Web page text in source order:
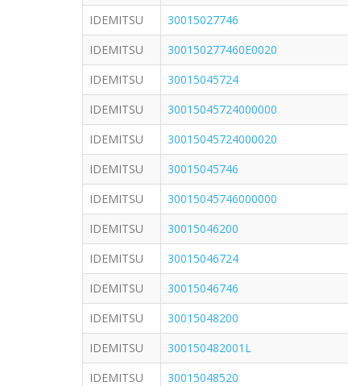
IDEMITSU
30015027746
IDEMITSU
300150277460E0020
IDEMITSU
30015045724
IDEMITSU
30015045724000000
IDEMITSU
30015045724000020
IDEMITSU
30015045746
IDEMITSU
30015045746000000
IDEMITSU
30015046200
IDEMITSU
30015046724
IDEMITSU
30015046746
IDEMITSU
30015048200
IDEMITSU
300150482001L
IDEMITSU
30015048520